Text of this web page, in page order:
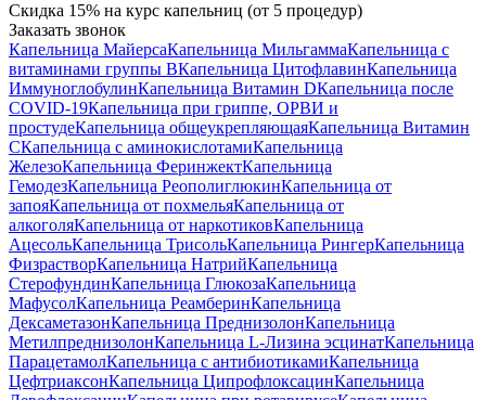
Скидка 15% на курс капельниц (от 5 процедур)
Заказать звонок
Капельница МайерсаКапельница МильгаммаКапельница с
витаминами группы BКапельница ЦитофлавинКапельница
ИммуноглобулинКапельница Витамин DКапельница после
COVID-19Капельница при гриппе, ОРВИ и
простудеКапельница общеукрепляющаяКапельница Витамин
CКапельница с аминокислотамиКапельница
ЖелезоКапельница ФеринжектКапельница
ГемодезКапельница РеополиглюкинКапельница от
запояКапельница от похмельяКапельница от
алкоголяКапельница от наркотиковКапельница
АцесольКапельница ТрисольКапельница РингерКапельница
ФизрастворКапельница НатрийКапельница
СтерофундинКапельница ГлюкозаКапельница
МафусолКапельница РеамберинКапельница
ДексаметазонКапельница ПреднизолонКапельница
МетилпреднизолонКапельница L-Лизина эсцинатКапельница
ПарацетамолКапельница с антибиотикамиКапельница
ЦефтриаксонКапельница ЦипрофлоксацинКапельница